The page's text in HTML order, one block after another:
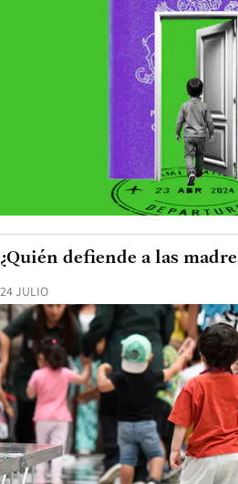
24 JULIO
¿Quién defiende a las